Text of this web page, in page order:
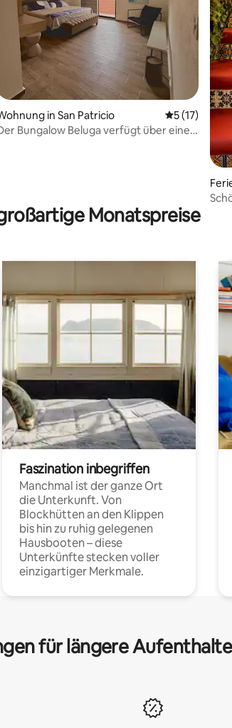
Bewertung: 5 von 5, 11 Bewertungen
in San Patricio
5 (17)
Bungalow Beluga verfügt über einen
cio
Monatspreise
Faszination inbegriffen
Manchmal ist der ganze Ort
die Unterkunft. Von
Blockhütten an den Klippen
bis hin zu ruhig gelegenen
Hausbooten – diese
Unterkünfte stecken voller
einzigartiger Merkmale.
für längere Aufenthalte